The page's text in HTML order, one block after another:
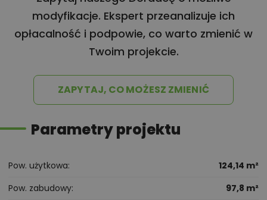
modyfikacje. Ekspert przeanalizuje ich
opłacalność i podpowie, co warto zmienić w
Twoim projekcie.
ZAPYTAJ, CO MOŻESZ ZMIENIĆ
Parametry projektu
Pow. użytkowa
124,14 m²
Pow. zabudowy
97,8 m²